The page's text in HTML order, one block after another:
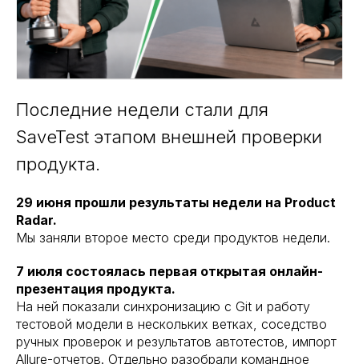
Последние недели стали для
SaveTest этапом внешней проверки
продукта.
29 июня прошли результаты недели на Product
Radar.
Мы заняли второе место среди продуктов недели.
7 июля состоялась первая открытая онлайн-
презентация продукта.
На ней показали синхронизацию с Git и работу
тестовой модели в нескольких ветках, соседство
ручных проверок и результатов автотестов, импорт
Allure-отчетов. Отдельно разобрали командное